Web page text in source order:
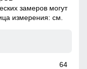
мужчинам и
Подчеркнет
замеров могут
измерения: см.
64